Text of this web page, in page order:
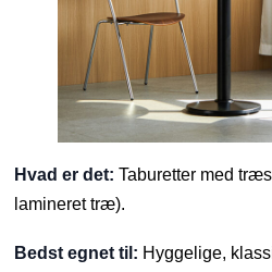
Hvad er det: Taburetter med
lamineret træ).
Bedst egnet til: Hyggelige,